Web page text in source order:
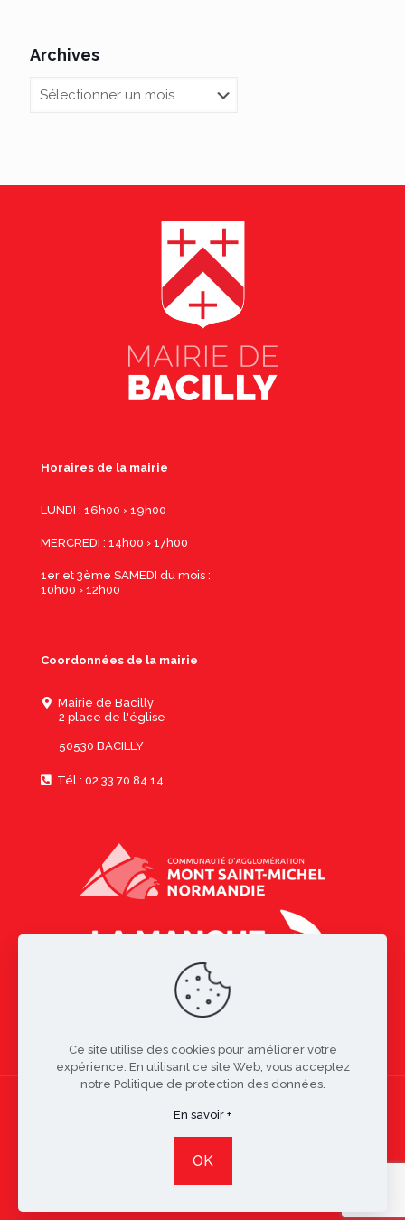
Archives
Archives
Horaires de la mairie
LUNDI : 16h00 › 19h00
MERCREDI : 14h00 › 17h00
1er et 3ème SAMEDI du mois :
10h00 › 12h00
Coordonnées de la mairie
Mairie de Bacilly
2 place de l'église
50530 BACILLY
Tél : 02 33 70 84 14
Politique de confidentialité
Ce site utilise des cookies pour améliorer votre
expérience. En utilisant ce site Web, vous acceptez
notre Politique de protection des données.
En savoir +
OK